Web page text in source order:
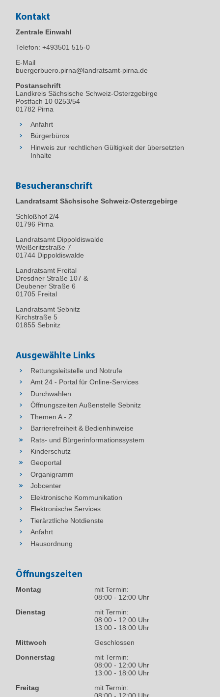
Kontakt
Zentrale Einwahl
Telefon: +493501 515-0
E-Mail
buergerbuero.pirna@landratsamt-pirna.de
Postanschrift
Landkreis Sächsische Schweiz-Osterzgebirge
Postfach 10 0253/54
01782 Pirna
Anfahrt
Bürgerbüros
Hinweis zur rechtlichen Gültigkeit der übersetzten
Inhalte
Besucheranschrift
Landratsamt Sächsische Schweiz-Osterzgebirge
Schloßhof 2/4
01796 Pirna
Landratsamt Dippoldiswalde
Weißeritzstraße 7
01744 Dippoldiswalde
Landratsamt Freital
Dresdner Straße 107 &
Deubener Straße 6
01705 Freital
Landratsamt Sebnitz
Kirchstraße 5
01855 Sebnitz
Ausgewählte Links
Rettungsleitstelle und Notrufe
Amt 24 - Portal für Online-Services
Durchwahlen
Öffnungszeiten Außenstelle Sebnitz
Themen A - Z
Barrierefreiheit & Bedienhinweise
Rats- und Bürgerinformationssystem
Kinderschutz
Geoportal
Organigramm
Jobcenter
Elektronische Kommunikation
Elektronische Services
Tierärztliche Notdienste
Anfahrt
Hausordnung
Öffnungszeiten
Montag
mit Termin:
08:00 - 12:00 Uhr
Dienstag
mit Termin:
08:00 - 12:00 Uhr
13:00 - 18:00 Uhr
Mittwoch
Geschlossen
Donnerstag
mit Termin:
08:00 - 12:00 Uhr
13:00 - 18:00 Uhr
Freitag
mit Termin: